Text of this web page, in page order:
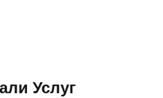
Услуг